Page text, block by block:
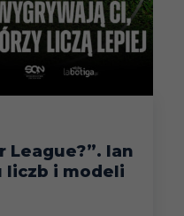
League?”. Ian
liczb i modeli